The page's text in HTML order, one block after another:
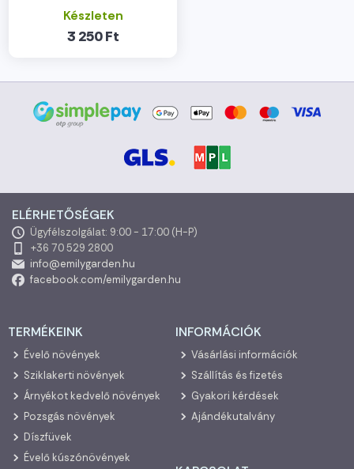
Készleten
3 250 Ft
ELÉRHETŐSÉGEK
Ügyfélszolgálat: 9:00 - 17:00 (H-P)
+36 70 529 2800
info@emilygarden.hu
facebook.com/emilygarden.hu
TERMÉKEINK
Évelő növények
Sziklakerti növények
Árnyékot kedvelő növények
Pozsgás növények
Díszfüvek
Évelő kúszónövények
INFORMÁCIÓK
Vásárlási információk
Szállítás és fizetés
Gyakori kérdések
Ajándékutalvány